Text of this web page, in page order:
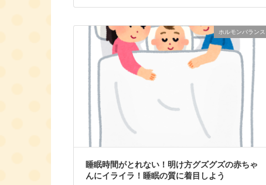
ホルモンバランス
睡眠時間がとれない！明け方グズグズの赤ちゃ
んにイライラ！睡眠の質に着目しよう